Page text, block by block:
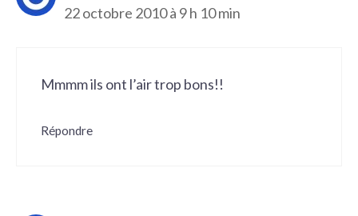
22 octobre 2010 à 9 h 10 min
Mmmm ils ont l’air trop bons!!
Répondre